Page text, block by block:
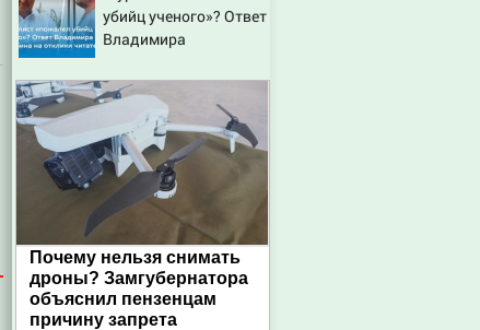
новости
убийц ученого»? Ответ
Владимира
читателей
Почему нельзя снимать
дроны? Замгубернатора
объяснил пензенцам
причину запрета